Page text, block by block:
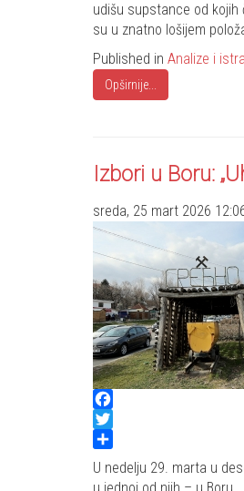
udišu supstance od kojih
su u znatno lošijem
Published in Analize i
Opširnije...
Izbori u Boru:
sreda, 25 mart 2026
Facebook
Twitter
Share
U nedelju 29. marta u